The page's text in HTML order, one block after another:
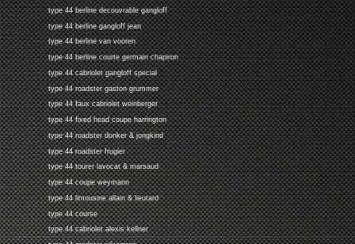
type 44 berline decouvrable gangloff
type 44 berline gangloff jean
type 44 berline van vooren
type 44 berline courte germain chapiron
type 44 cabriolet gangloff special
type 44 roadster gaston grummer
type 44 faux cabriolet weinberger
type 44 fixed head coupe harrington
type 44 roadster donker & jongkind
type 44 roadster frugier
type 44 tourer lavocat & marsaud
type 44 coupe weymann
type 44 limousine allain & lieutard
type 44 course
type 44 cabriolet alexis kellner